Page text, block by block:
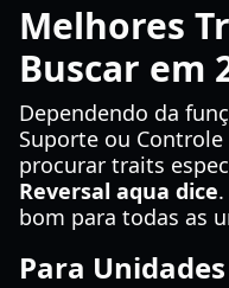
Melhores
Buscar em
Dependendo da
Suporte ou
procurar traits
Reversal aqua dice
bom para todas as
Para